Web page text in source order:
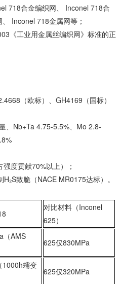
718合金编织网、 ‌Inconel 718合
‌Inconel 718金属网等；
《工业用金属丝编织网》标准的正
（欧标）、‌GH4169‌（国标）
、‌Nb+Ta 4.75-5.5%‌、Mo 2.8-
度贡献70%以上）；
致脆（NACE MR0175达标）。
对比材料（Inconel
625）
（AMS
625仅830MPa
1000h蠕变
625仅320MPa